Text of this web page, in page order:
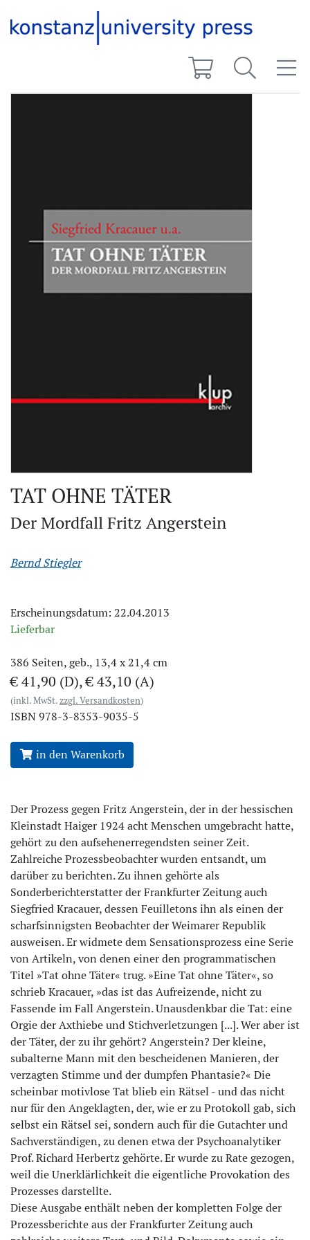
TAT OHNE TÄTER
Der Mordfall Fritz Angerstein
Bernd Stiegler
Erscheinungsdatum: 22.04.2013
Lieferbar
386 Seiten, geb., 13,4 x 21,4 cm
€ 41,90 (D), € 43,10 (A)
(inkl. MwSt.zzgl. Versandkosten)
ISBN978-3-8353-9035-5
in den Warenkorb
Der Prozess gegen Fritz Angerstein, der in der hessischen
Kleinstadt Haiger 1924 acht Menschen umgebracht hatte,
gehört zu den aufsehenerregendsten seiner Zeit.
Zahlreiche Prozessbeobachter wurden entsandt, um
darüber zu berichten. Zu ihnen gehörte als
Sonderberichterstatter der Frankfurter Zeitung auch
Siegfried Kracauer, dessen Feuilletons ihn als einen der
scharfsinnigsten Beobachter der Weimarer Republik
ausweisen. Er widmete dem Sensationsprozess eine Serie
von Artikeln, von denen einer den programmatischen
Titel »Tat ohne Täter« trug. »Eine Tat ohne Täter«, so
schrieb Kracauer, »das ist das Aufreizende, nicht zu
Fassende im Fall Angerstein. Unausdenkbar die Tat: eine
Orgie der Axthiebe und Stichverletzungen [...]. Wer aber ist
der Täter, der zu ihr gehört? Angerstein? Der kleine,
subalterne Mann mit den bescheidenen Manieren, der
verzagten Stimme und der dumpfen Phantasie?« Die
scheinbar motivlose Tat blieb ein Rätsel - und das nicht
nur für den Angeklagten, der, wie er zu Protokoll gab, sich
selbst ein Rätsel sei, sondern auch für die Gutachter und
Sachverständigen, zu denen etwa der Psychoanalytiker
Prof. Richard Herbertz gehörte. Er wurde zu Rate gezogen,
weil die Unerklärlichkeit die eigentliche Provokation des
Prozesses darstellte.
Diese Ausgabe enthält neben der kompletten Folge der
Prozessberichte aus der Frankfurter Zeitung auch